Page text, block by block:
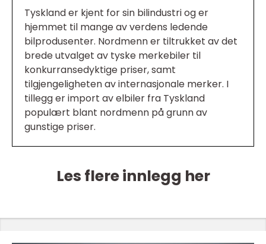
Tyskland er kjent for sin bilindustri og er
hjemmet til mange av verdens ledende
bilprodusenter. Nordmenn er tiltrukket av det
brede utvalget av tyske merkebiler til
konkurransedyktige priser, samt
tilgjengeligheten av internasjonale merker. I
tillegg er import av elbiler fra Tyskland
populært blant nordmenn på grunn av
gunstige priser.
Les flere innlegg her